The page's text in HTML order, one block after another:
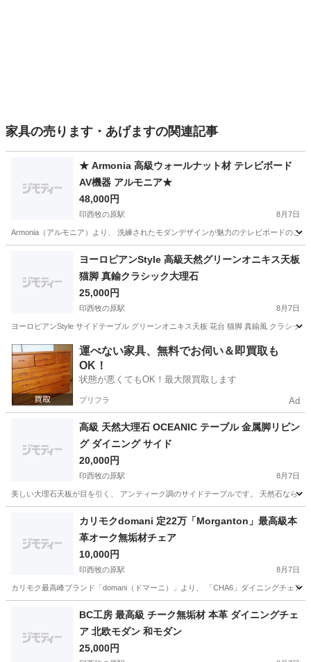
家具の売ります・あげますの関連記事
★ Armonia 高級ウォールナット材 テレビボード
AV機器 アルモニア★
48,000円
印西牧の原駅 8月7日
Armonia（アルモニア）より、 洗練されたモダンデザインが魅力のテレビボードのご
印西牧の原駅 収納家具 Armonia
ヨーロピアンStyle 高級天然グリーンオニキス天板
猫脚 真鍮クラシック大理石
25,000円
印西牧の原駅 8月7日
ヨーロピアンStyle サイドテーブル グリーンオニキス天板 花台 猫脚 真鍮風 クラシッ
千葉 印西市 印西牧の原駅 テーブル
運べない家具、無料でお伺い＆即買取も
OK！
状態が悪くてもOK！最大限買取します
プリフラ Ad
高級 天然大理石 OCEANIC テーブル 金属脚リビン
グ ダイニング サイド
20,000円
印西牧の原駅 8月7日
美しい大理石天板が目を引く、 アンティーク調のサイドテーブルです。 天然石なら
印西牧の原駅 テーブル
カリモクdomani 定22万「Morganton」最高級本
革オーク無垢材チェア
10,000円
印西牧の原駅 8月7日
カリモク最高峰ブランド「domani（ドマーニ）」より、 「CHA6」ダイニングチェ
印西牧の原駅 椅子 本革
BC工房 最高級 チーク無垢材 本革 ダイニングチェ
ア 北欧モダン 和モダン
25,000円